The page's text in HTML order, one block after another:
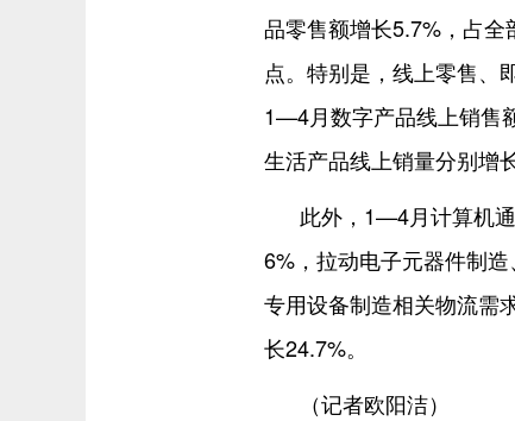
品零售额增长5.7%，占
点。特别是，线上零售、
1—4月数字产品线上销售
生活产品线上销量分别增
此外，1—4月计算机
6%，拉动电子元器件制
专用设备制造相关物流需
长24.7%。
（记者欧阳洁）